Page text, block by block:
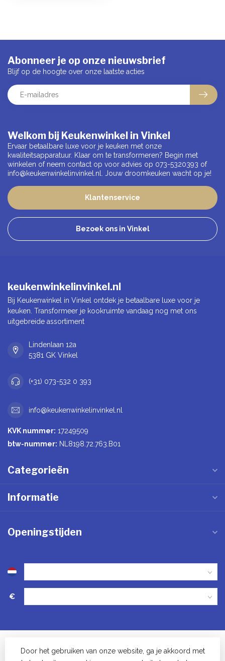
Welkom bij Keukenwinkel in Vinkel
Ervaar betaalbare luxe voor je keuken met onze
kwaliteitsapparatuur. Klaar om te transformeren? Begin met
winkelen of neem contact op voor advies op 073-5320393 of
info@keukenwinkelinvinkel.nl
. Jouw droomkeuken wacht op je!
Klantenservice
Bezoek ons in Vinkel
Abonneer je op onze nieuwsbrief
Blijf op de hoogte over onze laatste acties
keukenwinkelinvinkel.nl
Bij Keukenwinkel in Vinkel ontdek je betaalbare luxe voor je
keuken. Transformeer je kookruimte vandaag nog met ons
uitgebreide assortiment
Lindenlaan 12a
5381 GK Vinkel
(+31) 073-532 0 393
info@keukenwinkelinvinkel.nl
KVK nummer: 17249509
btw-nummer: NL8198.72.763.B01
Categorieën
Informatie
Openingstijden
€
Door het gebruiken van onze website, ga je akkoord met